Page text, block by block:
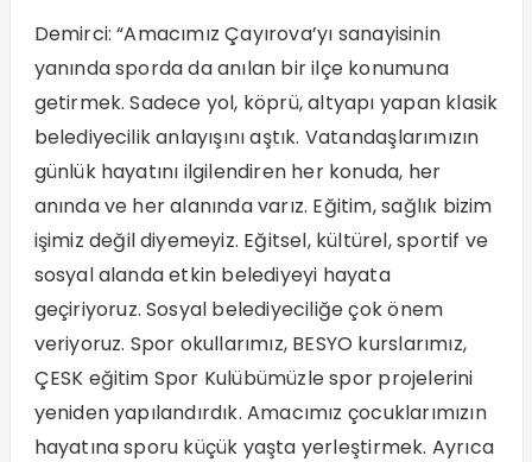
Demirci: “Amacımız Çayırova’yı sanayisinin
yanında sporda da anılan bir ilçe konumuna
getirmek. Sadece yol, köprü, altyapı yapan klasik
belediyecilik anlayışını aştık. Vatandaşlarımızın
günlük hayatını ilgilendiren her konuda, her
anında ve her alanında varız. Eğitim, sağlık bizim
işimiz değil diyemeyiz. Eğitsel, kültürel, sportif ve
sosyal alanda etkin belediyeyi hayata
geçiriyoruz. Sosyal belediyeciliğe çok önem
veriyoruz. Spor okullarımız, BESYO kurslarımız,
ÇESK eğitim Spor Kulübümüzle spor projelerini
yeniden yapılandırdık. Amacımız çocuklarımızın
hayatına sporu küçük yaşta yerleştirmek. Ayrıca